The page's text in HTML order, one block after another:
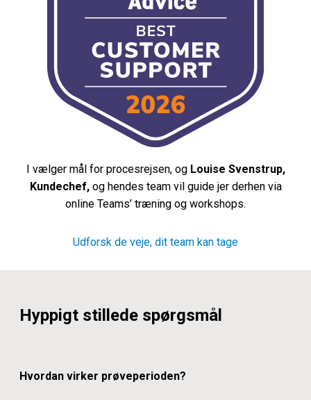
I vælger mål for procesrejsen, og Louise Svenstrup,
Kundechef,og hendes team vil guide jer derhen via
online Teams’ træning og workshops.
Udforsk de veje, dit team kan tage
Hyppigt stillede spørgsmål
Hvordan virker prøveperioden?